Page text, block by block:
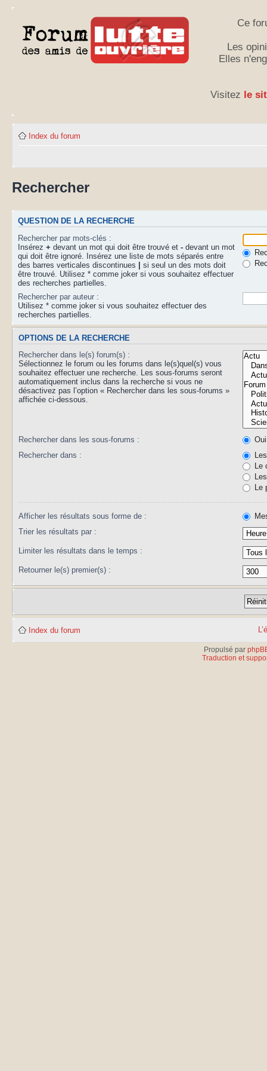
Ce
Les
Elles
Visitez le
Index du forum
Rechercher
QUESTION DE LA RECHERCHE
Rechercher par mots-clés :
Insérez + devant un mot qui doit être trouvé et - devant un mot
qui doit être ignoré. Insérez une liste de mots séparés entre
des barres verticales discontinues
si seul un des mots doit
être trouvé. Utilisez * comme joker si vous souhaitez effectuer
des recherches partielles.
Rechercher par auteur :
Utilisez * comme joker si vous souhaitez effectuer des
recherches partielles.
OPTIONS DE LA RECHERCHE
Rechercher dans le(s) forum(s) :
Sélectionnez le forum ou les forums dans le(s)quel(s) vous
souhaitez effectuer une recherche. Les sous-forums seront
automatiquement inclus dans la recherche si vous ne
désactivez pas l’option « Rechercher dans les sous-forums »
affichée ci-dessous.
Rechercher dans les sous-forums :
Oui
Rechercher dans :
Le
Le
Afficher les résultats sous forme de :
Trier les résultats par :
Limiter les résultats dans le temps :
Retourner le(s) premier(s) :
Index du forum
Propulsé par
Traduction et